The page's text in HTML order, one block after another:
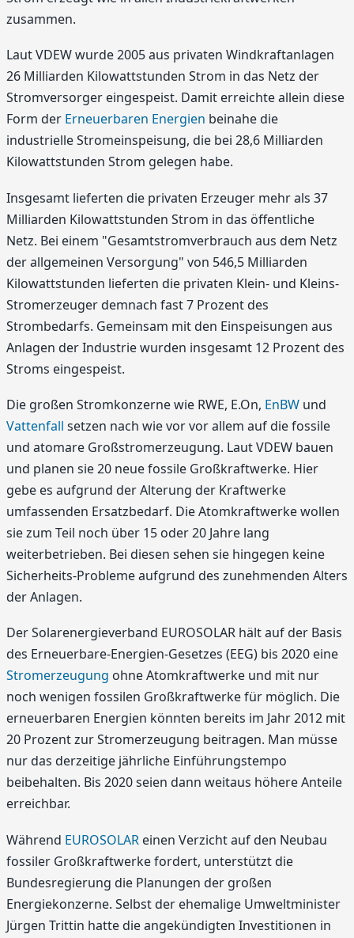
zusammen.
Laut VDEW wurde 2005 aus privaten Windkraftanlagen
26 Milliarden Kilowattstunden Strom in das Netz der
Stromversorger eingespeist. Damit erreichte allein diese
Form der Erneuerbaren Energien beinahe die
industrielle Stromeinspeisung, die bei 28,6 Milliarden
Kilowattstunden Strom gelegen habe.
Insgesamt lieferten die privaten Erzeuger mehr als 37
Milliarden Kilowattstunden Strom in das öffentliche
Netz. Bei einem "Gesamtstromverbrauch aus dem Netz
der allgemeinen Versorgung" von 546,5 Milliarden
Kilowattstunden lieferten die privaten Klein- und Kleins-
Stromerzeuger demnach fast 7 Prozent des
Strombedarfs. Gemeinsam mit den Einspeisungen aus
Anlagen der Industrie wurden insgesamt 12 Prozent des
Stroms eingespeist.
Die großen Stromkonzerne wie RWE, E.On, EnBW und
Vattenfall setzen nach wie vor vor allem auf die fossile
und atomare Großstromerzeugung. Laut VDEW bauen
und planen sie 20 neue fossile Großkraftwerke. Hier
gebe es aufgrund der Alterung der Kraftwerke
umfassenden Ersatzbedarf. Die Atomkraftwerke wollen
sie zum Teil noch über 15 oder 20 Jahre lang
weiterbetrieben. Bei diesen sehen sie hingegen keine
Sicherheits-Probleme aufgrund des zunehmenden Alters
der Anlagen.
Der Solarenergieverband EUROSOLAR hält auf der Basis
des Erneuerbare-Energien-Gesetzes (EEG) bis 2020 eine
Stromerzeugung ohne Atomkraftwerke und mit nur
noch wenigen fossilen Großkraftwerke für möglich. Die
erneuerbaren Energien könnten bereits im Jahr 2012 mit
20 Prozent zur Stromerzeugung beitragen. Man müsse
nur das derzeitige jährliche Einführungstempo
beibehalten. Bis 2020 seien dann weitaus höhere Anteile
erreichbar.
Während EUROSOLAR einen Verzicht auf den Neubau
fossiler Großkraftwerke fordert, unterstützt die
Bundesregierung die Planungen der großen
Energiekonzerne. Selbst der ehemalige Umweltminister
Jürgen Trittin hatte die angekündigten Investitionen in